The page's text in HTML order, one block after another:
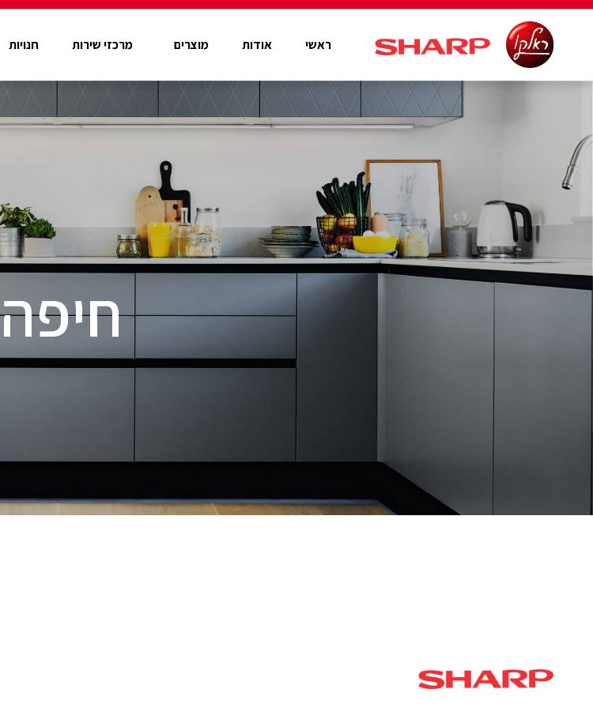
ראשי אודות מוצרים מרכזי שירות חנויות
חיפה